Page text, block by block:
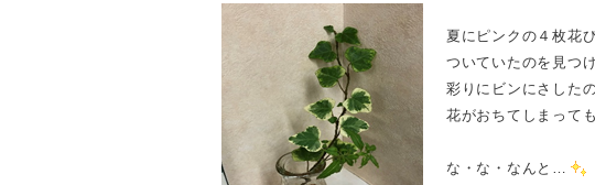
夏にピンクの４枚花
ついていたのを見つ
彩りにビンにさした
花がおちてしまって
な・な・なんと…